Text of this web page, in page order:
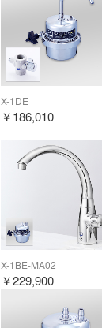
X-1DE
￥186,010
X-1BE-MA02
￥229,900